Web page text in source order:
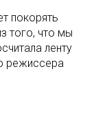
покорять
того, что мы
ленту
режиссера